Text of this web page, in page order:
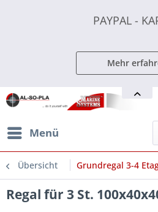
PAYPAL -
Mehr
Menü
Übersicht Grundregal 3-4
Regal für 3 St.